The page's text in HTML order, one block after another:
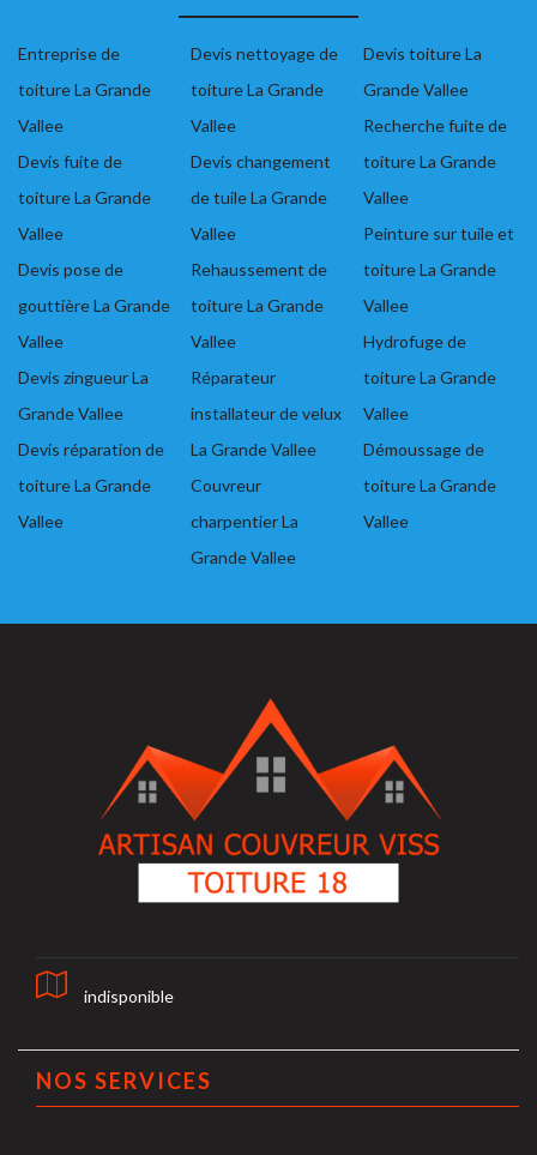
Entreprise de
toiture La Grande
Vallee
Devis fuite de
toiture La Grande
Vallee
Devis pose de
gouttière La Grande
Vallee
Devis zingueur La
Grande Vallee
Devis réparation de
toiture La Grande
Vallee
Devis nettoyage de
toiture La Grande
Vallee
Devis changement
de tuile La Grande
Vallee
Rehaussement de
toiture La Grande
Vallee
Réparateur
installateur de velux
La Grande Vallee
Couvreur
charpentier La
Grande Vallee
Devis toiture La
Grande Vallee
Recherche fuite de
toiture La Grande
Vallee
Peinture sur tuile et
toiture La Grande
Vallee
Hydrofuge de
toiture La Grande
Vallee
Démoussage de
toiture La Grande
Vallee
indisponible
NOS SERVICES